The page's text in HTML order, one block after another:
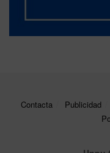
Contacta Publicidad